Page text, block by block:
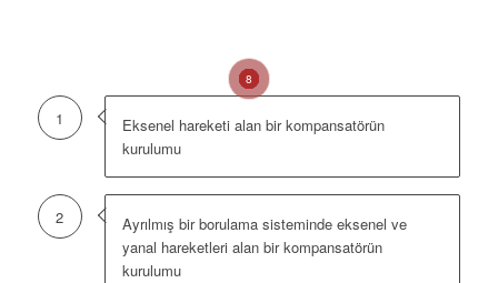
1
2
3
4
5
6
7
8
1
Eksenel hareketi alan bir kompansatörün
kurulumu
2
Ayrılmış bir borulama sisteminde eksenel ve
yanal hareketleri alan bir kompansatörün
kurulumu